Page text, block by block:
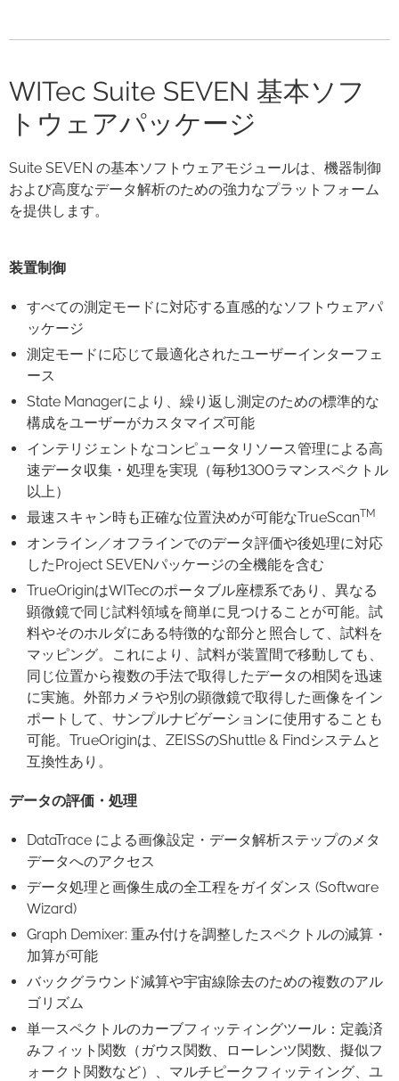
WITec Suite SEVEN 基本ソフ
トウェアパッケージ
Suite SEVEN の基本ソフトウェアモジュールは、機器制御
および高度なデータ解析のための強力なプラットフォーム
を提供します。
装置制御
すべての測定モードに対応する直感的なソフトウェアパ
ッケージ
測定モードに応じて最適化されたユーザーインターフェ
ース
State Managerにより、繰り返し測定のための標準的な
構成をユーザーがカスタマイズ可能
インテリジェントなコンピュータリソース管理による高
速データ収集・処理を実現（毎秒1300ラマンスペクトル
以上）
最速スキャン時も正確な位置決めが可能なTrueScanTM
オンライン／オフラインでのデータ評価や後処理に対応
したProject SEVENパッケージの全機能を含む
TrueOriginはWITecのポータブル座標系であり、異なる
顕微鏡で同じ試料領域を簡単に見つけることが可能。試
料やそのホルダにある特徴的な部分と照合して、試料を
マッピング。これにより、試料が装置間で移動しても、
同じ位置から複数の手法で取得したデータの相関を迅速
に実施。外部カメラや別の顕微鏡で取得した画像をイン
ポートして、サンプルナビゲーションに使用することも
可能。TrueOriginは、ZEISSのShuttle & Findシステムと
互換性あり。
データの評価・処理
DataTrace による画像設定・データ解析ステップのメタ
データへのアクセス
データ処理と画像生成の全工程をガイダンス (Software
Wizard)
Graph Demixer: 重み付けを調整したスペクトルの減算・
加算が可能
バックグラウンド減算や宇宙線除去のための複数のアル
ゴリズム
単一スペクトルのカーブフィッティングツール：定義済
みフィット関数（ガウス関数、ローレンツ関数、擬似フ
ォークト関数など）、マルチピークフィッティング、ユ